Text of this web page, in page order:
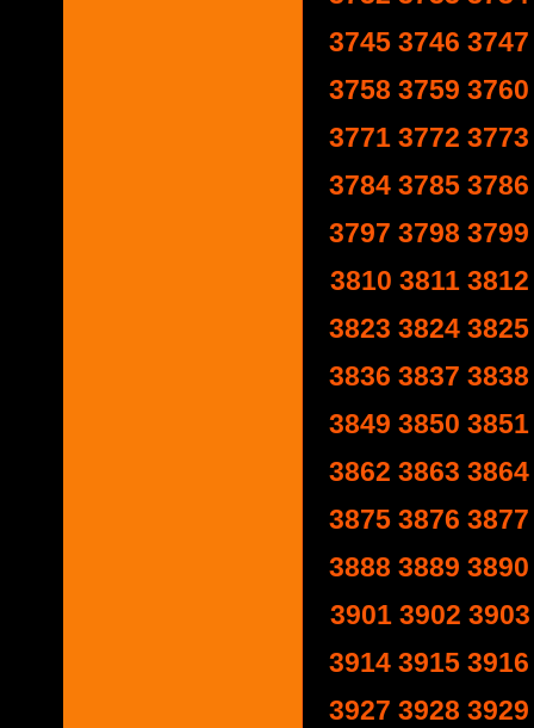
3745 3746 3747
3758 3759 3760
3771 3772 3773
3784 3785 3786
3797 3798 3799
3810 3811 3812
3823 3824 3825
3836 3837 3838
3849 3850 3851
3862 3863 3864
3875 3876 3877
3888 3889 3890
3901 3902 3903
3914 3915 3916
3927 3928 3929